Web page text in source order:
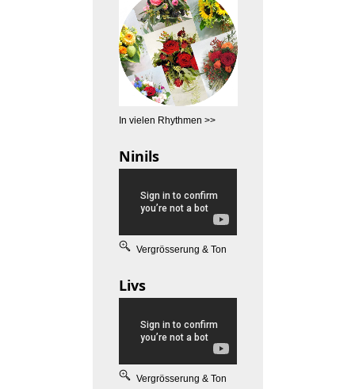
In vielen Rhythmen >>
Ninils
Vergrösserung & Ton
Livs
Vergrösserung & Ton